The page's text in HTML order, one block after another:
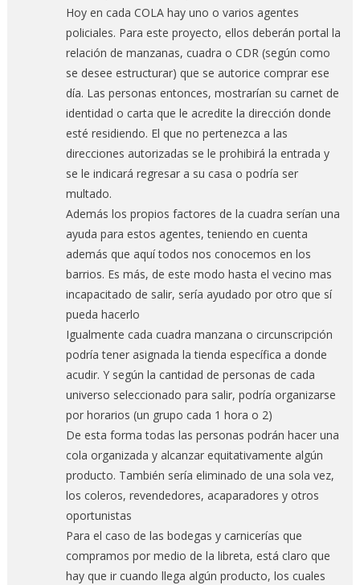
Hoy en cada COLA hay uno o varios agentes
policiales. Para este proyecto, ellos deberán portal la
relación de manzanas, cuadra o CDR (según como
se desee estructurar) que se autorice comprar ese
día. Las personas entonces, mostrarían su carnet de
identidad o carta que le acredite la dirección donde
esté residiendo. El que no pertenezca a las
direcciones autorizadas se le prohibirá la entrada y
se le indicará regresar a su casa o podría ser
multado.
Además los propios factores de la cuadra serían una
ayuda para estos agentes, teniendo en cuenta
además que aquí todos nos conocemos en los
barrios. Es más, de este modo hasta el vecino mas
incapacitado de salir, sería ayudado por otro que sí
pueda hacerlo
Igualmente cada cuadra manzana o circunscripción
podría tener asignada la tienda específica a donde
acudir. Y según la cantidad de personas de cada
universo seleccionado para salir, podría organizarse
por horarios (un grupo cada 1 hora o 2)
De esta forma todas las personas podrán hacer una
cola organizada y alcanzar equitativamente algún
producto. También sería eliminado de una sola vez,
los coleros, revendedores, acaparadores y otros
oportunistas
Para el caso de las bodegas y carnicerías que
compramos por medio de la libreta, está claro que
hay que ir cuando llega algún producto, los cuales